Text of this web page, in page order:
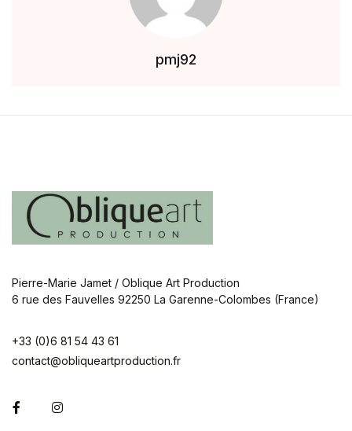
pmj92
Pierre-Marie Jamet / Oblique Art Production
6 rue des Fauvelles 92250 La Garenne-Colombes (France)
+33 (0)6 81 54 43 61
contact@obliqueartproduction.fr
FacebookInstagram